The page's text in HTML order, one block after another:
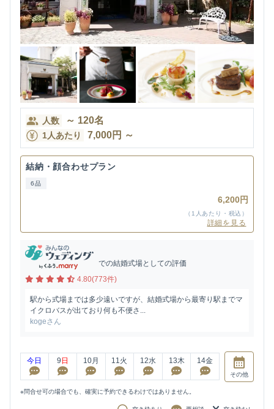
人数 ～ 120名
1人あたり 7,000円 ～
結納・顔合わせプラン
6品
6,200円
（1人あたり・税込）
詳細を見る
での結婚式場としての評価
4.80(773件)
駅から式場までは多少遠いですが、結婚式場から最寄り駅までマ
イクロバスが出ており何も不便さ...
kogeさん
今日 9 日 10月 11火 12水 13木 14金
その他
※問合せ可の場合でも、確実に予約できるわけではありません。